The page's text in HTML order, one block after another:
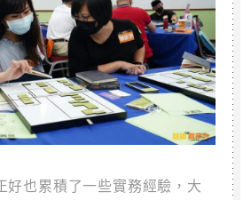
好也累積了一些實務經驗，大